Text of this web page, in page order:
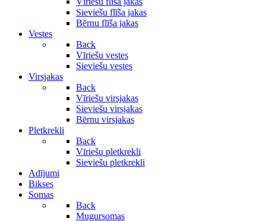
Sieviešu flīša jakas
Bērnu flīša jakas
Vestes
Back
Vīriešu vestes
Sieviešu vestes
Virsjakas
Back
Vīriešu virsjakas
Sieviešu virsjakas
Bērnu virsjakas
Pletkrekli
Back
Vīriešu pletkrekli
Sieviešu pletkrekli
Adījumi
Bikses
Somas
Back
Mugursomas